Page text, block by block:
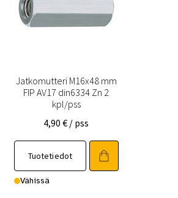
Jatkomutteri M16x48 mm
FIP AV17 din6334 Zn 2
kpl/pss
4,90€ / pss
Tuotetiedot
Vähissä